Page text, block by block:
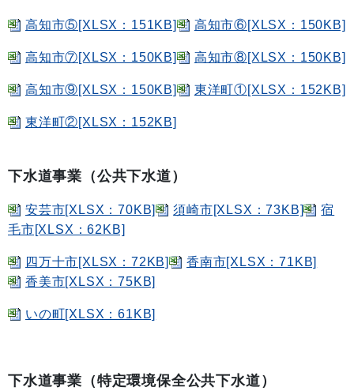
高知市⑤[XLSX：151KB] 高知市⑥[XLSX：150KB]
高知市⑦[XLSX：150KB] 高知市⑧[XLSX：150KB]
高知市⑨[XLSX：150KB] 東洋町①[XLSX：152KB]
東洋町②[XLSX：152KB]
下水道事業（公共下水道）
安芸市[XLSX：70KB] 須崎市[XLSX：73KB]
宿
毛市[XLSX：62KB]
四万十市[XLSX：72KB]
香南市[XLSX：71KB]
香美市[XLSX：75KB]
いの町[XLSX：61KB]
下水道事業（特定環境保全公共下水道）